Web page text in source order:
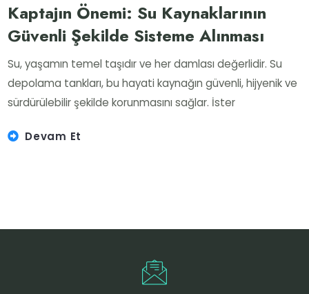
Kaptajın Önemi: Su Kaynaklarının
Güvenli Şekilde Sisteme Alınması
Su, yaşamın temel taşıdır ve her damlası değerlidir. Su
depolama tankları, bu hayati kaynağın güvenli, hijyenik ve
sürdürülebilir şekilde korunmasını sağlar. İster
Devam Et